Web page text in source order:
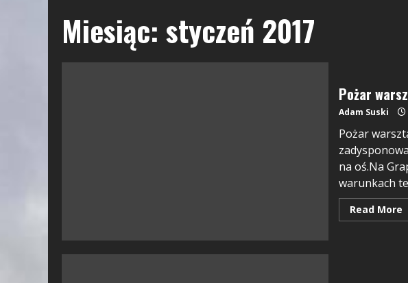
Miesiąc: styczeń 2017
Pożar
Adam Suski
Pożar
na oś.Na
warunkach
Read More